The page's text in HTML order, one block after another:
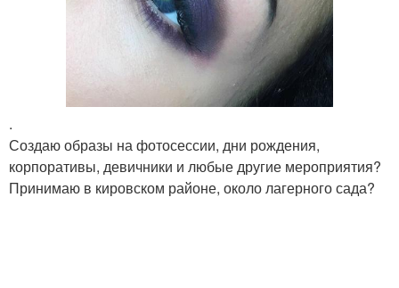
.
Создаю образы на фотосессии, дни рождения,
корпоративы, девичники и любые другие мероприятия?
Принимаю в кировском районе, около лагерного сада?